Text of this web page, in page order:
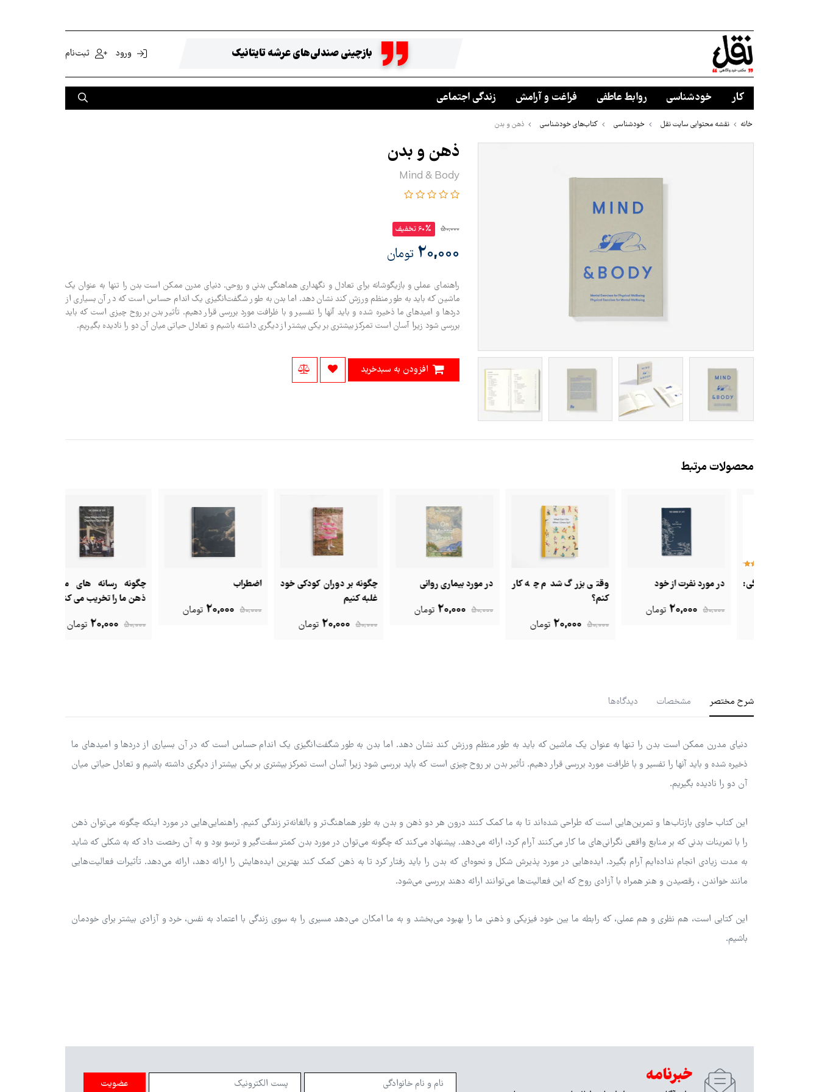
بازچینی صندلی‌های عرشه تایتانیک ورود ثبت‌نام
کار خودشناسی روابط عاطفی فراغت و آرامش زندگی اجتماعی
خانه نقشه محتوایی سایت نقل خودشناسی کتاب‌های خودشناسی ذهن و بدن
ذهن و بدن
Mind & Body
50,000 60% تخفیف
20,000 تومان
راهنمای عملی و بازیگوشانه برای تعادل و نگهداری هماهنگی بدنی و روحی. دنیای مدرن ممکن است بدن را تنها به عنوان یک
ماشین که باید به طور منظم ورزش کند نشان دهد. اما بدن به طور شگفت‌انگیزی یک اندام حساس است که در آن بسیاری از
دردها و امیدهای ما ذخیره شده و باید آنها را تفسیر و با ظرافت مورد بررسی قرار دهیم. تأثیر بدن بر روح چیزی است که باید
بررسی شود زیرا آسان است تمرکز بیشتری بر یکی بیشتر از دیگری داشته باشیم و تعادل حیاتی میان آن دو را نادیده بگیریم.
محصولات مرتبط
در مورد نفرت از خود
20,000تومان
وقتی بزرگ شدم چه کار
20,000تومان
در مورد بیماری روانی
20,000تومان
چگونه بر دوران کودکی خود
غلبه کنیم
20,000تومان
اضطراب
20,000تومان
چگونه رسانه های مدرن
ذهن ما را تخریب می کنند
20,000تومان
شرح مختصر مشخصات دیدگاه‌ها
دنیای مدرن ممکن است بدن را تنها به عنوان یک ماشین که باید به طور منظم ورزش کند نشان دهد. اما بدن به طور شگفت‌انگیزی یک اندام حساس است که در آن بسیاری از دردها و امیدهای ما
ذخیره شده و باید آنها را تفسیر و با ظرافت مورد بررسی قرار دهیم. تأثیر بدن بر روح چیزی است که باید بررسی شود زیرا آسان است تمرکز بیشتری بر یکی بیشتر از دیگری داشته باشیم و تعادل حیاتی میان
آن دو را نادیده بگیریم.
این کتاب حاوی بازتاب‌ها و تمرین‌هایی است که طراحی شده‌اند تا به ما کمک کنند درون هر دو ذهن و بدن به طور هماهنگ‌تر و بالغانه‌تر زندگی کنیم. راهنمایی‌هایی در مورد اینکه چگونه می‌توان ذهن
را با تمرینات بدنی که بر منابع واقعی نگرانی‌های ما کار می‌کنند آرام کرد، ارائه می‌دهد. پیشنهاد می‌کند که چگونه می‌توان در مورد بدن کمتر سفت‌گیر و ترسو بود و به آن رخصت داد که به شکلی که شاید
به مدت زیادی انجام نداده‌ایم آرام بگیرد. ایده‌هایی در مورد پذیرش شکل و نحوه‌ای که بدن را باید رفتار کرد تا به ذهن کمک کند بهترین ایده‌هایش را ارائه دهد، ارائه می‌دهد. تأثیرات فعالیت‌هایی
مانند خواندن ، رقصیدن و هنر همراه با آزادی روح که این فعالیت‌ها می‌توانند ارائه دهند بررسی می‌شود.
این کتابی است، هم نظری و هم عملی، که رابطه ما بین خود فیزیکی و ذهنی ما را بهبود می‌بخشد و به ما امکان می‌دهد مسیری را به سوی زندگی با اعتماد به نفس، خرد و آزادی بیشتر برای خودمان
باشیم.
خبرنامه عضویت